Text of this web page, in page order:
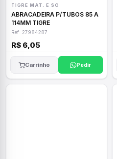
TIGRE MAT. E SO
ABRACADEIRA P/TUBOS 85 A
114MM TIGRE
Ref: 27984287
R$ 6,05
Carrinho Pedir